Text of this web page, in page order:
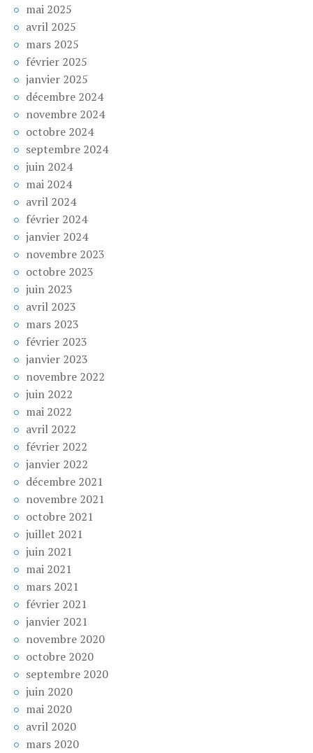
mai 2025
avril 2025
mars 2025
février 2025
janvier 2025
décembre 2024
novembre 2024
octobre 2024
septembre 2024
juin 2024
mai 2024
avril 2024
février 2024
janvier 2024
novembre 2023
octobre 2023
juin 2023
avril 2023
mars 2023
février 2023
janvier 2023
novembre 2022
juin 2022
mai 2022
avril 2022
février 2022
janvier 2022
décembre 2021
novembre 2021
octobre 2021
juillet 2021
juin 2021
mai 2021
mars 2021
février 2021
janvier 2021
novembre 2020
octobre 2020
septembre 2020
juin 2020
mai 2020
avril 2020
mars 2020